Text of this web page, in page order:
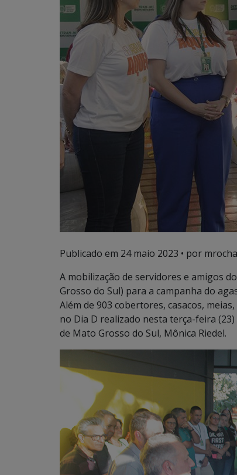
Publicado em 24 maio 2023 • por mrocha
A mobilização de servidores e amigos
Grosso do Sul) para a campanha do
Além de 903 cobertores, casacos,
no Dia D realizado nesta terça-feira
de Mato Grosso do Sul, Mônica Riedel.